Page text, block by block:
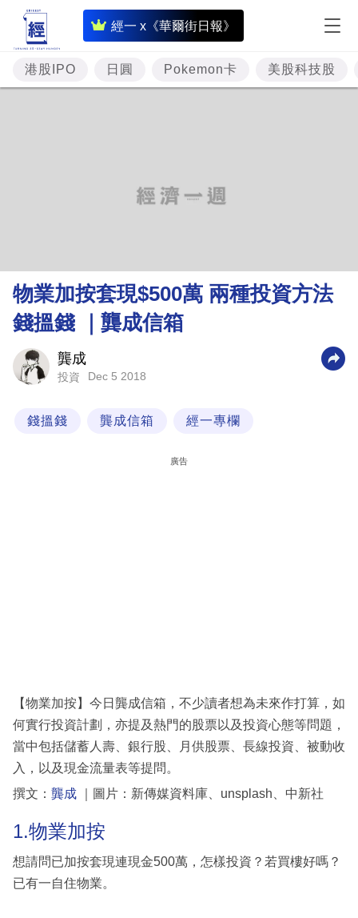
經一 x《華爾街日報》
即
時
財
經
理
財
商
科
區
港股IPO 日圓 Pokemon卡 美股科技股
物業加按套現$500萬 兩種投資方法
錢搵錢 ｜龔成信箱
龔成
投資 Dec 5 2018
錢搵錢 龔成信箱 經一專欄
廣告
【物業加按】今日龔成信箱，不少讀者想為未來作打算，如
何實行投資計劃，亦提及熱門的股票以及投資心態等問題，
當中包括儲蓄人壽、銀行股、月供股票、長線投資、被動收
入，以及現金流量表等提問。
撰文： 龔成 ｜圖片：新傳媒資料庫、unsplash、中新社
1.物業加按
想請問已加按套現連現金500萬，怎樣投資？若買樓好嗎？
已有一自住物業。